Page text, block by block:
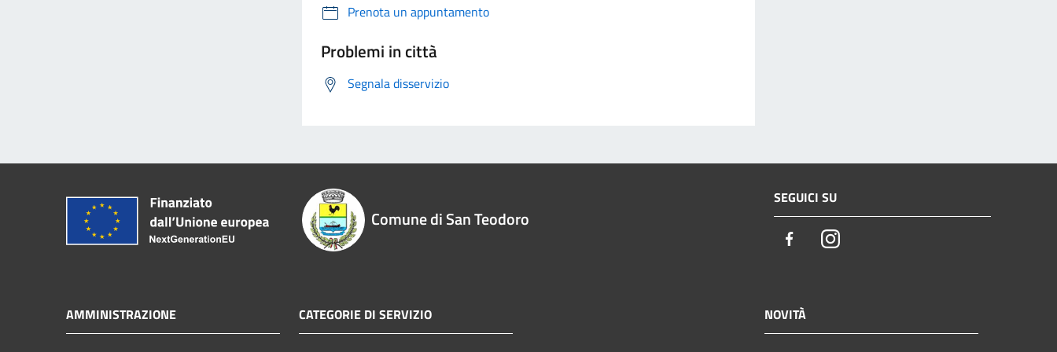
Prenota un appuntamento
Problemi in città
Segnala disservizio
Comune di San Teodoro
SEGUICI SU
FacebookInstagram
AMMINISTRAZIONE CATEGORIE DI SERVIZIO NOVITÀ